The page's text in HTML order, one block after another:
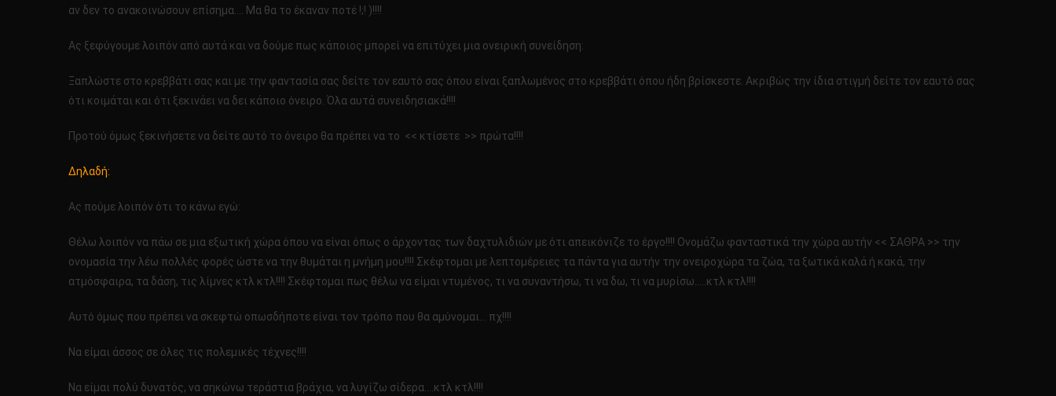
αν δεν το ανακοινώσουν επίσημα…. Μα θα το έκαναν ποτέ !;! )!!!!
Ας ξεφύγουμε λοιπόν από αυτά και να δούμε πως κάποιος μπορεί να επιτύχει μια ονειρική συνείδηση:
Ξαπλώστε στο κρεββάτι σας και με την φαντασία σας δείτε τον εαυτό σας όπου είναι ξαπλωμένος στο κρεββάτι όπου ήδη βρίσκεστε. Ακριβώς την ίδια στιγμή δείτε τον εαυτό σας
ότι κοιμάται και ότι ξεκινάει να δει κάποιο όνειρο. Όλα αυτά συνειδησιακά!!!!
Προτού όμως ξεκινήσετε να δείτε αυτό το όνειρο θα πρέπει να το << κτίσετε >> πρώτα!!!!
Δηλαδή:
Ας πούμε λοιπόν ότι το κάνω εγώ:
Θέλω λοιπόν να πάω σε μια εξωτική χώρα όπου να είναι όπως ο άρχοντας των δαχτυλιδιών με ότι απεικόνιζε το έργο!!!! Ονομάζω φανταστικά την χώρα αυτήν << ΣΑΘΡΑ >> την
ονομασία την λέω πολλές φορές ώστε να την θυμάται η μνήμη μου!!!! Σκέφτομαι με λεπτομέρειες τα πάντα για αυτήν την ονειροχώρα τα ζώα, τα ξωτικά καλά ή κακά, την
ατμόσφαιρα, τα δάση, τις λίμνες κτλ κτλ!!!! Σκέφτομαι πως θέλω να είμαι ντυμένος, τι να συναντήσω, τι να δω, τι να μυρίσω…..κτλ κτλ!!!!
Αυτό όμως που πρέπει να σκεφτώ οπωσδήποτε είναι τον τρόπο που θα αμύνομαι… πχ!!!!
Να είμαι άσσος σε όλες τις πολεμικές τέχνες!!!!
Να είμαι πολύ δυνατός, να σηκώνω τεράστια βράχια, να λυγίζω σίδερα….κτλ κτλ!!!!